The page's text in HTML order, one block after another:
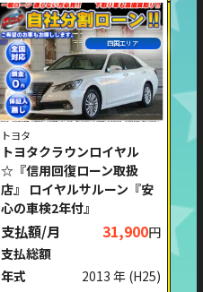
四国エリア
トヨタ
トヨタクラウンロイヤル
☆『信用回復ローン取扱
店』 ロイヤルサルーン『安
心の車検2年付』
支払額/月 31,900円
支払総額
年式
2013 年 (H25)